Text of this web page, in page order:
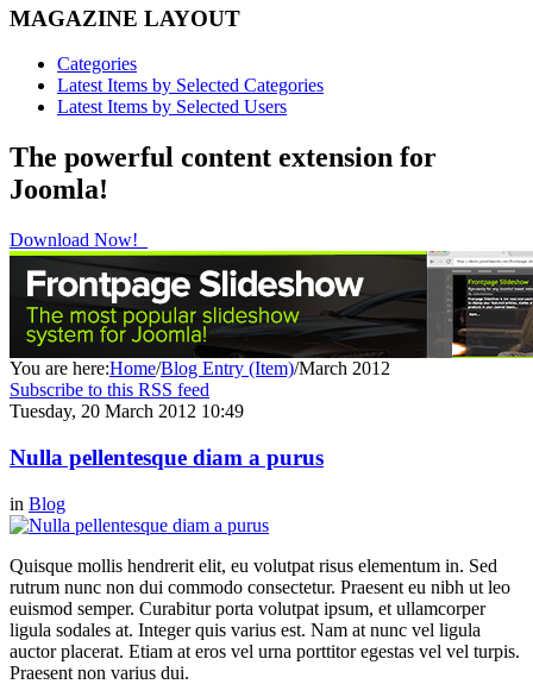
MAGAZINE LAYOUT
Categories
Latest Items by Selected Categories
Latest Items by Selected Users
The powerful content extension for
Joomla!
Download Now!
You are here:Home/Blog Entry (Item)/March 2012
Subscribe to this RSS feed
Tuesday, 20 March 2012 10:49
Nulla pellentesque diam a purus
in Blog
Quisque mollis hendrerit elit, eu volutpat risus elementum in. Sed
rutrum nunc non dui commodo consectetur. Praesent eu nibh ut leo
euismod semper. Curabitur porta volutpat ipsum, et ullamcorper
ligula sodales at. Integer quis varius est. Nam at nunc vel ligula
auctor placerat. Etiam at eros vel urna porttitor egestas vel vel turpis.
Praesent non varius dui.